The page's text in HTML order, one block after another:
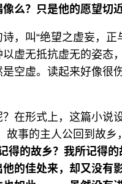
么？只是他的愿望切
，叫“绝望之虚妄，正
以虚无抵抗虚无的姿态
空虚。读起来好像很
在形式上，这篇小说
故事的主人公回到故
得的故乡？我所记得
的佳处来，却又没有